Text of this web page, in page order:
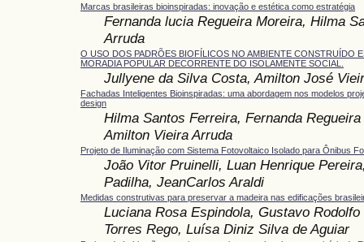
Marcas brasileiras bioinspiradas: inovação e estética como estratégia
Fernanda lucia Regueira Moreira, Hilma
Arruda
O USO DOS PADRÕES BIOFÍLICOS NO AMBIENTE CONSTRUÍDO
MORADIA POPULAR DECORRENTE DO ISOLAMENTE SOCIAL.
Jullyene da Silva Costa, Amilton José
Fachadas Inteligentes Bioinspiradas: uma abordagem nos modelos
design
Hilma Santos Ferreira, Fernanda
Amilton Vieira Arruda
Projeto de Iluminação com Sistema Fotovoltaico Isolado para Ônibus
João Vitor Pruinelli, Luan Henrique
Padilha, JeanCarlos Araldi
Medidas construtivas para preservar a madeira nas edificações
Luciana Rosa Espindola, Gustavo
Torres Rego, Luísa Diniz Silva de Aguiar